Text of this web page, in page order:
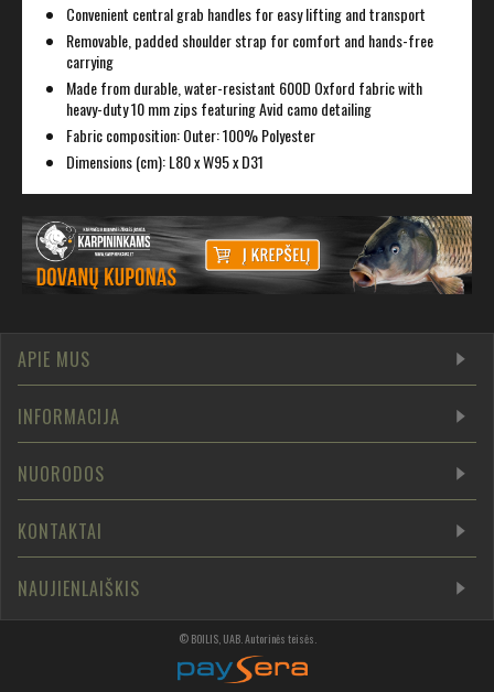
Convenient central grab handles for easy lifting and transport
Removable, padded shoulder strap for comfort and hands-free
carrying
Made from durable, water-resistant 600D Oxford fabric with
heavy-duty 10 mm zips featuring Avid camo detailing
Fabric composition: Outer: 100% Polyester
Dimensions (cm): L80 x W95 x D31
APIE MUS
INFORMACIJA
NUORODOS
KONTAKTAI
NAUJIENLAIŠKIS
© BOILIS, UAB. Autorinės teisės